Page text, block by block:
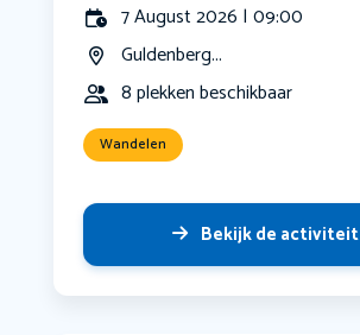
7 August 2026 | 09:00
Guldenberg...
8 plekken beschikbaar
Wandelen
Bekijk de activiteit